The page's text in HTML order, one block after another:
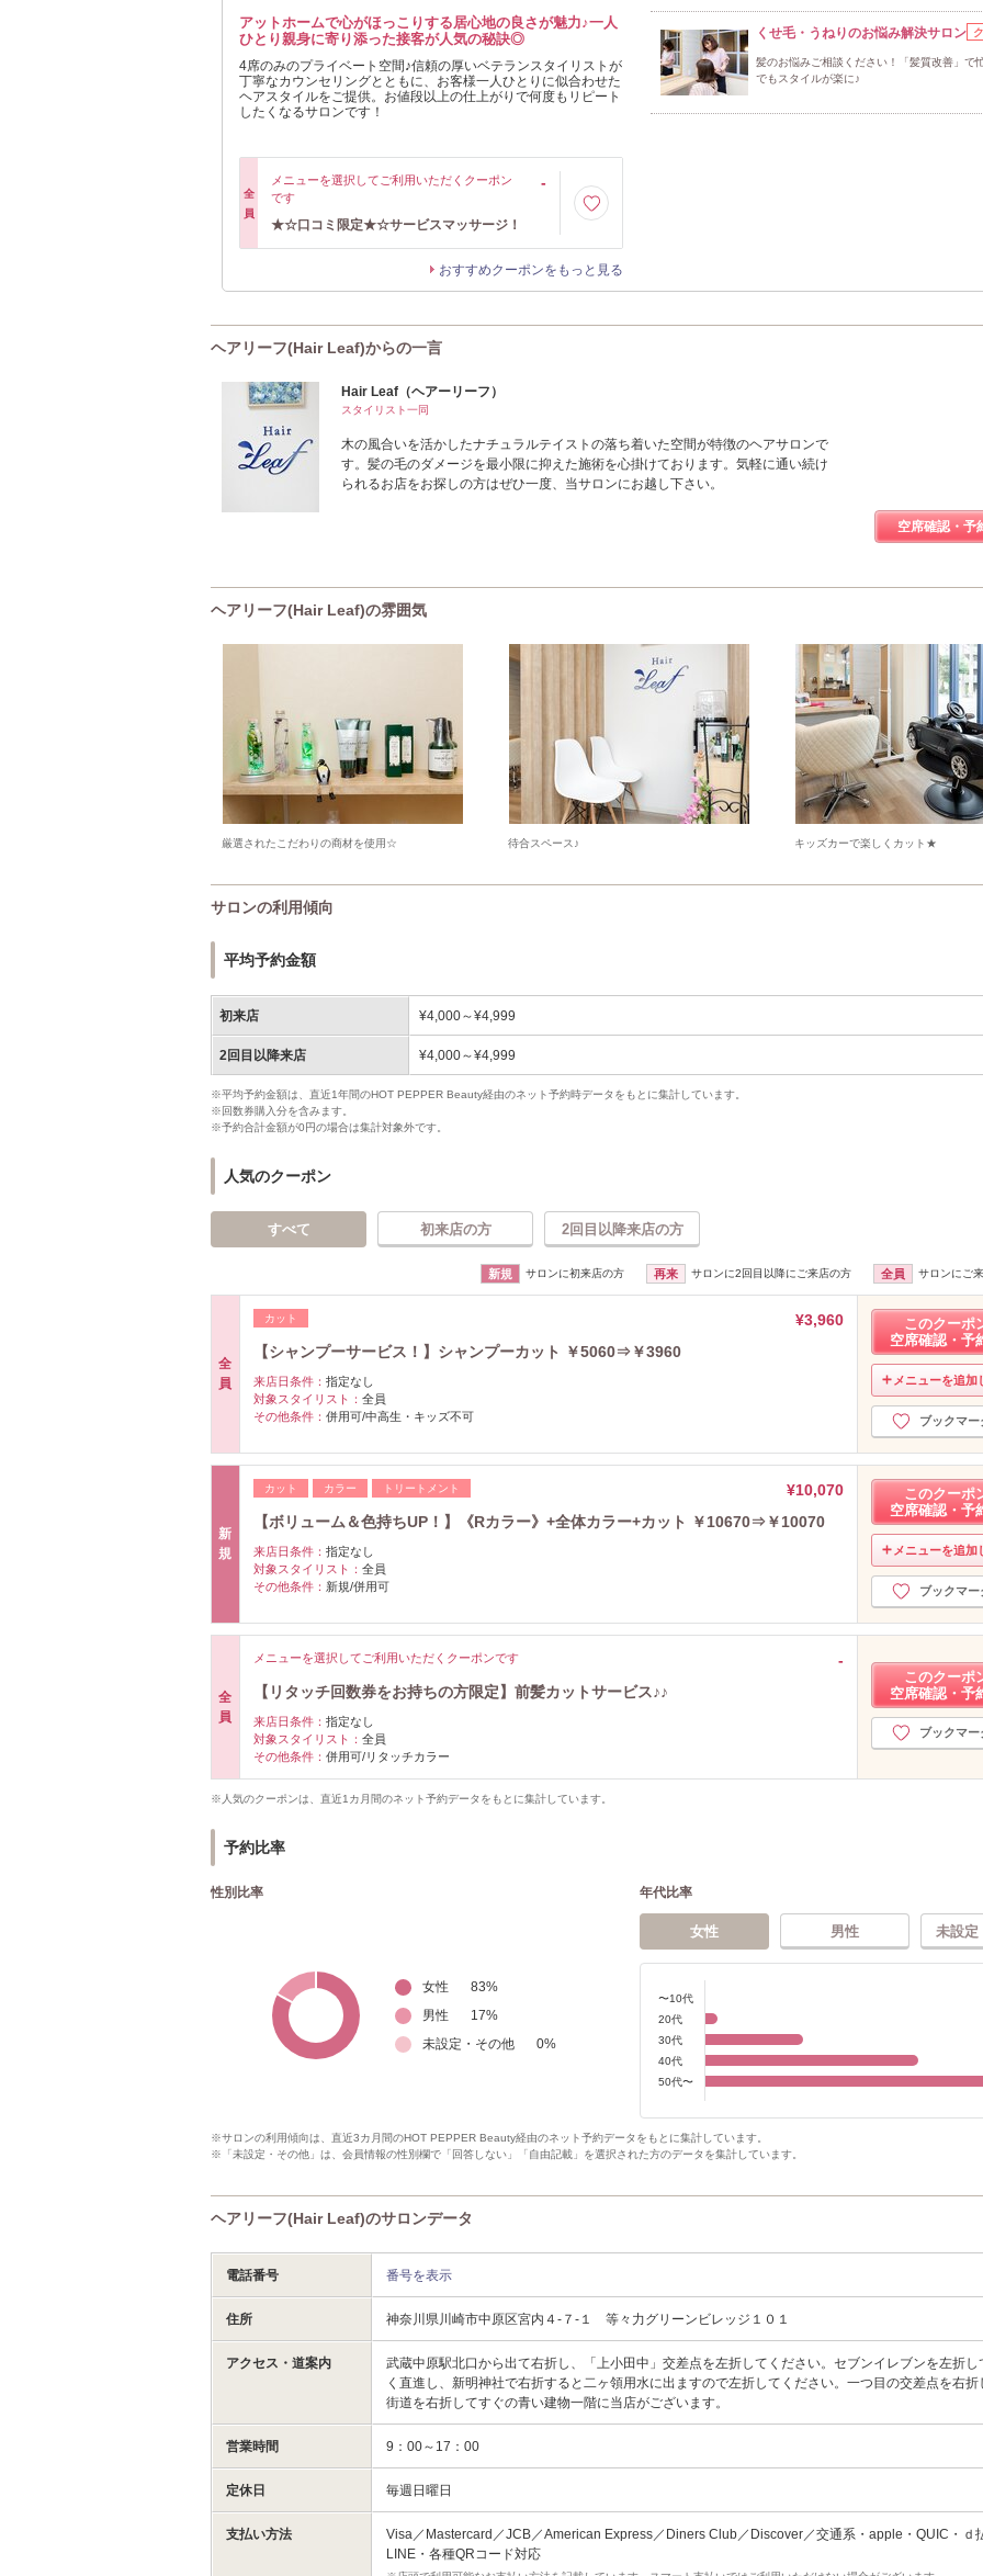
アットホームで心がほっこりする居心地の良さが魅力♪一人
ひとり親身に寄り添った接客が人気の秘訣◎
4席のみのプライベート空間♪信頼の厚いベテランスタイリストが
丁寧なカウンセリングとともに、お客様一人ひとりに似合わせた
ヘアスタイルをご提供。お値段以上の仕上がりで何度もリピート
したくなるサロンです！
全
員
メニューを選択してご利用いただくクーポン
です
-
★☆口コミ限定★☆サービスマッサージ！
おすすめクーポンをもっと見る
くせ毛・うねりのお悩み解決サロン
髪のお悩みご相談ください！「髪質改善」で
でもスタイルが楽に♪
ヘアリーフ(Hair Leaf)からの一言
Hair Leaf（ヘアーリーフ）
スタイリスト一同
木の風合いを活かしたナチュラルテイストの落ち着いた空間が特徴のヘアサロンで
す。髪の毛のダメージを最小限に抑えた施術を心掛けております。気軽に通い続け
られるお店をお探しの方はぜひ一度、当サロンにお越し下さい。
空席確認・予
ヘアリーフ(Hair Leaf)の雰囲気
厳選されたこだわりの商材を使用☆ 待合スペース♪ キッズカーで楽しくカット★
サロンの利用傾向
平均予約金額
初来店 ¥4,000～¥4,999
2回目以降来店 ¥4,000～¥4,999
※平均予約金額は、直近1年間のHOT PEPPER Beauty経由のネット予約時データをもとに集計しています。
※回数券購入分を含みます。
※予約合計金額が0円の場合は集計対象外です。
人気のクーポン
すべて 初来店の方 2回目以降来店の方
新規 サロンに初来店の方 再来 サロンに2回目以降にご来店の方 全員 サロンにご
全
員
カット
¥3,960
【シャンプーサービス！】シャンプーカット ￥5060⇒￥3960
来店日条件： 指定なし
対象スタイリスト： 全員
その他条件： 併用可/中高生・キッズ不可
このクーポ
空席確認・予
メニューを追加
ブックマー
新
規
カット カラー トリートメント
¥10,070
【ボリューム＆色持ちUP！】《Rカラー》+全体カラー+カット ￥10670⇒￥10070
来店日条件： 指定なし
対象スタイリスト： 全員
その他条件： 新規/併用可
このクーポ
空席確認・予
メニューを追加
ブックマー
全
員
メニューを選択してご利用いただくクーポンです
-
【リタッチ回数券をお持ちの方限定】前髪カットサービス♪♪
来店日条件： 指定なし
対象スタイリスト： 全員
その他条件： 併用可/リタッチカラー
このクーポ
空席確認・予
ブックマー
※人気のクーポンは、直近1カ月間のネット予約データをもとに集計しています。
予約比率
性別比率
女性 83%
男性
17%
未設定・その他
0%
年代比率
女性 男性 未設定
〜10代
20代
30代
40代
50代〜
※サロンの利用傾向は、直近3カ月間のHOT PEPPER Beauty経由のネット予約データをもとに集計しています。
※「未設定・その他」は、会員情報の性別欄で「回答しない」「自由記載」を選択された方のデータを集計しています。
ヘアリーフ(Hair Leaf)のサロンデータ
電話番号 番号を表示
住所 神奈川県川崎市中原区宮内４-７-１ 等々力グリーンビレッジ１０１
アクセス・道案内
武蔵中原駅北口から出て右折し、「上小田中」交差点を左折してください。セブンイレブンを左折し
く直進し、新明神社で右折すると二ヶ領用水に出ますので左折してください。一つ目の交差点を右折
街道を右折してすぐの青い建物一階に当店がございます。
営業時間 9：00～17：00
定休日 毎週日曜日
支払い方法
Visa／Mastercard／JCB／American Express／Diners Club／Discover／交通系・apple・QUIC・ｄ
LINE・各種QRコード対応